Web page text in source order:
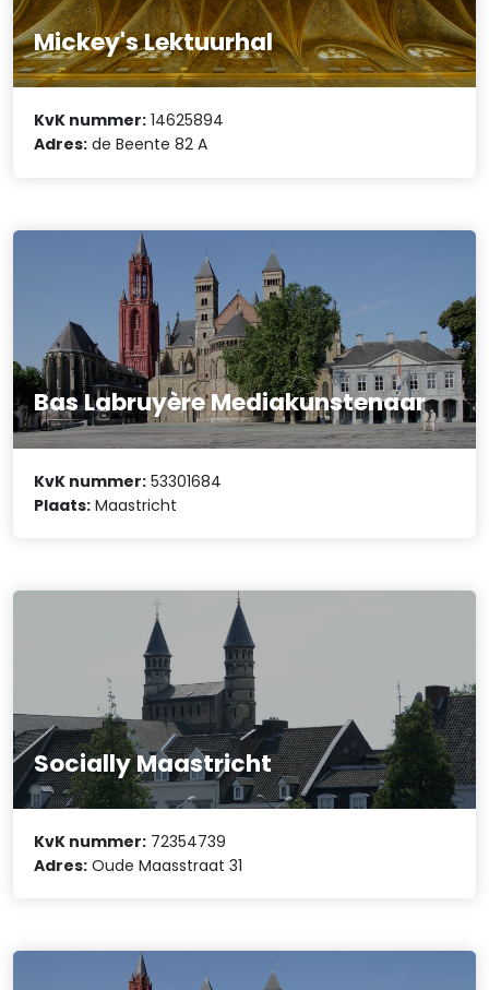
Mickey's Lektuurhal
KvK nummer: 14625894
Adres: de Beente 82 A
Bas Labruyère Mediakunstenaar
KvK nummer: 53301684
Plaats: Maastricht
Socially Maastricht
KvK nummer: 72354739
Adres: Oude Maasstraat 31